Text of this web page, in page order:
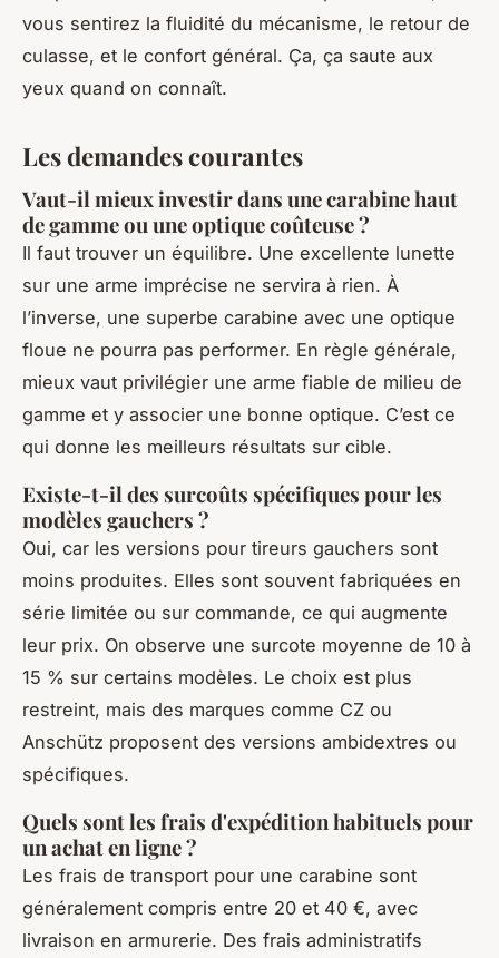
vous sentirez la fluidité du mécanisme, le retour de
culasse, et le confort général. Ça, ça saute aux
yeux quand on connaît.
Les demandes courantes
Vaut-il mieux investir dans une carabine haut
de gamme ou une optique coûteuse ?
Il faut trouver un équilibre. Une excellente lunette
sur une arme imprécise ne servira à rien. À
l’inverse, une superbe carabine avec une optique
floue ne pourra pas performer. En règle générale,
mieux vaut privilégier une arme fiable de milieu de
gamme et y associer une bonne optique. C’est ce
qui donne les meilleurs résultats sur cible.
Existe-t-il des surcoûts spécifiques pour les
modèles gauchers ?
Oui, car les versions pour tireurs gauchers sont
moins produites. Elles sont souvent fabriquées en
série limitée ou sur commande, ce qui augmente
leur prix. On observe une surcote moyenne de 10 à
15 % sur certains modèles. Le choix est plus
restreint, mais des marques comme CZ ou
Anschütz proposent des versions ambidextres ou
spécifiques.
Quels sont les frais d'expédition habituels pour
un achat en ligne ?
Les frais de transport pour une carabine sont
généralement compris entre 20 et 40 €, avec
livraison en armurerie. Des frais administratifs